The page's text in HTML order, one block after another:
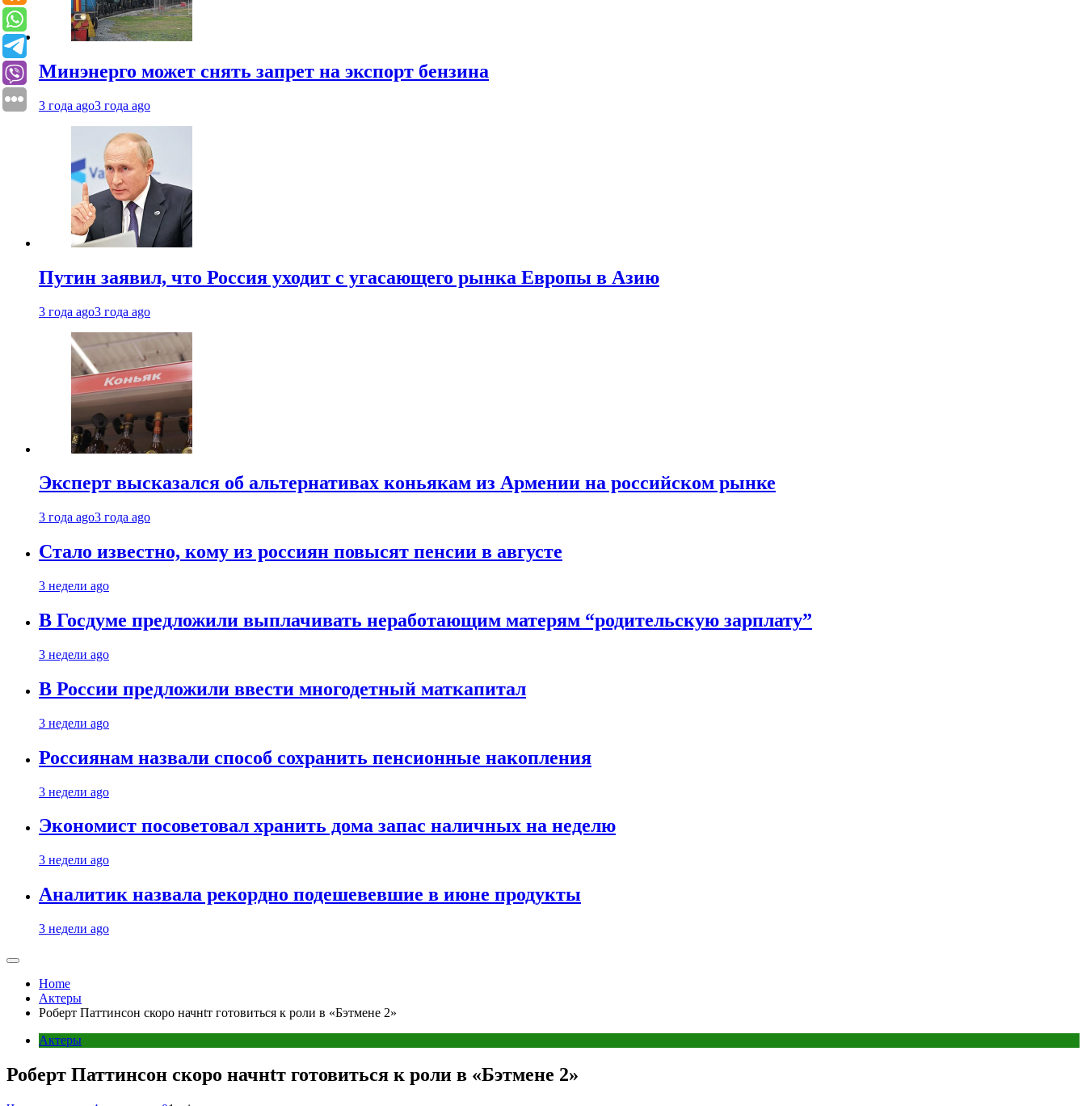
Минэнерго может снять запрет на экспорт бензина
3 года ago3 года ago
Путин заявил, что Россия уходит с угасающего рынка Европы в Азию
3 года ago3 года ago
Эксперт высказался об альтернативах коньякам из Армении на российском рынке
3 года ago3 года ago
Стало известно, кому из россиян повысят пенсии в августе
3 недели ago
В Госдуме предложили выплачивать неработающим матерям “родительскую зарплату”
3 недели ago
В России предложили ввести многодетный маткапитал
3 недели ago
Россиянам назвали способ сохранить пенсионные накопления
3 недели ago
Экономист посоветовал хранить дома запас наличных на неделю
3 недели ago
Аналитик назвала рекордно подешевевшие в июне продукты
3 недели ago
Home
Актеры
Роберт Паттинсон скоро начнtт готовиться к роли в «Бэтмене 2»
Актеры
Роберт Паттинсон скоро начнtт готовиться к роли в «Бэтмене 2»